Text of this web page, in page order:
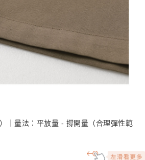
｜量法：平放量 - 撐開量（合理彈性範